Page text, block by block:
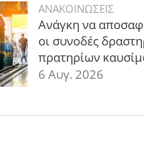
ΑΝΑΚΟΙΝΩΣΕΙΣ
Ανάγκη να
οι συνοδές
πρατηρίων
6 Αυγ. 2026